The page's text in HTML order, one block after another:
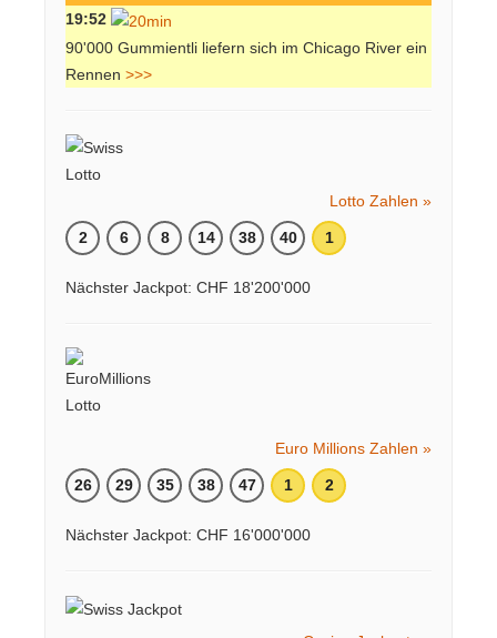
19:52
90'000 Gummientli liefern sich im Chicago River ein
Rennen >>>
Lotto Zahlen »
2 6 8 14 38 40 1
Nächster Jackpot: CHF 18'200'000
Euro Millions Zahlen »
26 29 35 38 47 1 2
Nächster Jackpot: CHF 16'000'000